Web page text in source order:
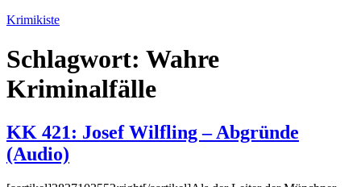
Zum
springen
Krimikiste
Schlagwort: Wahre
Kriminalfälle
KK 421: Josef Wilfling – Abgründe
(Audio)